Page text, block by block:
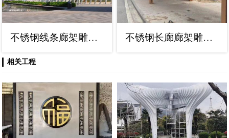
不锈钢线条廊架雕塑，抽象美学原理设计 不锈钢长廊廊架雕塑，公园休闲地
相关工程